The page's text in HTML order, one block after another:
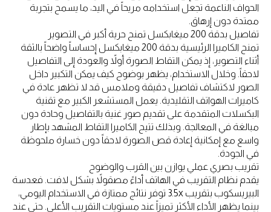
الحواف الناعمة تجعل استخدامه مريحاً في اليد، ما يسمح بتجربة
ممتدة دون إرهاق.
تفاصيل بدقة 200 ميغابكسل تمنح حرية أكبر في التصوير
تمنح الكاميرا الرئيسية بدقة 200 ميغابكسل إحساساً واضحاً بالثقة
أثناء التصوير، إذ يمكن التقاط الصورة أولاً والعودة إلى التفاصيل
لاحقاً. وخلال الاستخدام، يظهر بوضوح كيف يمكن التكبير داخل
الصور لاكتشاف تفاصيل دقيقة وملامس قد لا تظهر عادة في
كاميرات الهواتف التقليدية. يعمل المستشعر الكبير مع تقنية
البكسلات المتقدمة على تقديم صور غنية بالتفاصيل وحادة دون
مبالغة في المعالجة. وبذلك تتيح الكاميرا التقاط المشهد بإطار
واسع مع إمكانية إعادة قص الصورة لاحقاً دون خسارة ملحوظة
في الجودة.
تقريب بصري عملي يوازن بين القرب والوضوح
يقدم نظام التقريب في الهاتف أداءً مصقولاً بشكل لافت. فعدسة
البيريسكوب بتقريب 3.5x توفر نتائج ممتازة في الاستخدام اليومي،
بينما يظهر الأداء الأكثر تميزاً عند مستويات التقريب الأعلى. حتى عند